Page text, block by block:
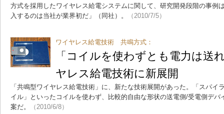
方式を採用したワイヤレス給電システムに関して、研究開発段階の事例
入するのは当社が業界初だ」（同社）。
（2010/7/5）
ワイヤレス給電技術 共鳴方式：
「コイルを使わずとも電力は送
ヤレス給電技術に新展開
「共鳴型ワイヤレス給電技術」に、新たな技術展開があった。「スパイ
イル」といったコイルを使わず、比較的自由な形状の送電側/受電側デ
案だ。
（2010/6/8）